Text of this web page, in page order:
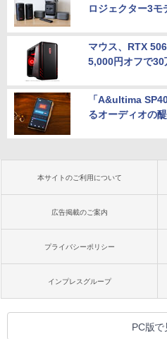
ロジェクター3モ
マウス、RTX
5,000円オフで30
「A&ultima
るオーディオの
本サイトのご利用について
広告掲載のご案内
プライバシーポリシー
インプレスグループ
PC版で